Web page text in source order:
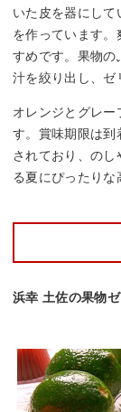
いた皮を器にして
を作っています。
すめです。果物の
汁を絞り出し、ゼ
オレンジとグレ
す。賞味期限は到
されており、のし
る夏にぴったりな
浜幸 土佐の果物